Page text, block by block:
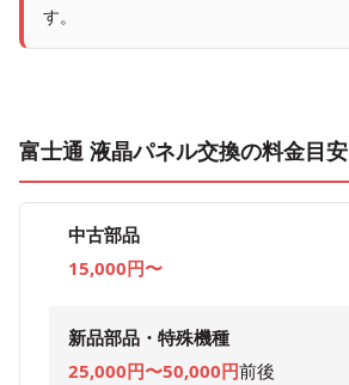
す。
富士通 液晶パネル交換の料金目安
中古部品
15,000円〜
新品部品・特殊機種
25,000円〜50,000円前後